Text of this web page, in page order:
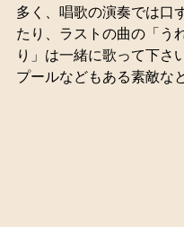
多く、唱歌の演奏では口
たり、ラストの曲の「う
り」は一緒に歌って下さ
プールなどもある素敵な